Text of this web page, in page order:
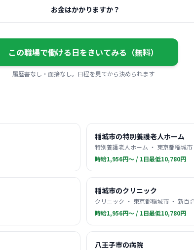
お金はかかりますか？
この職場で働ける日をきいてみる（無料）
履歴書なし・面接なし。日程を見てから決められます
稲城市の特別養護老人ホーム
特別養護老人ホーム ・ 東京都稲城
時給1,956円〜 / 1日最低10,780円
稲城市のクリニック
クリニック ・ 東京都稲城市 ・ 新百
時給1,956円〜 / 1日最低10,780円
八王子市の病院